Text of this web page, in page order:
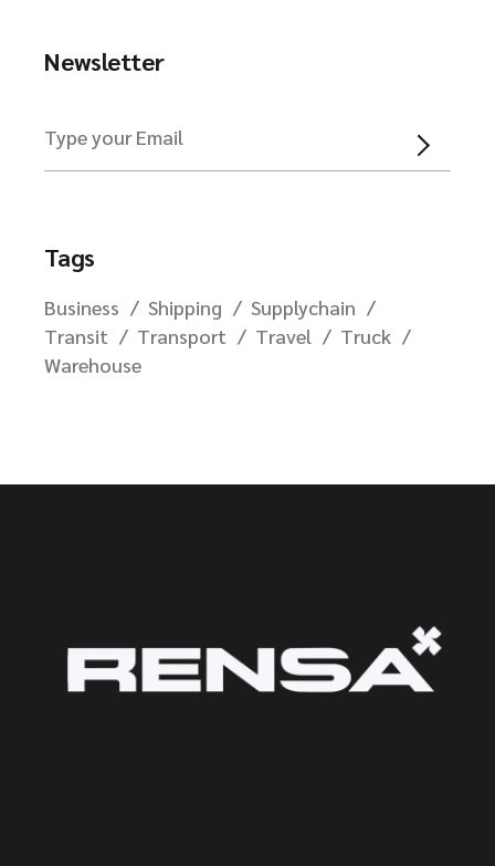
Newsletter
Tags
Business Shipping
Supplychain
Transit
Transport Travel
Truck
Warehouse